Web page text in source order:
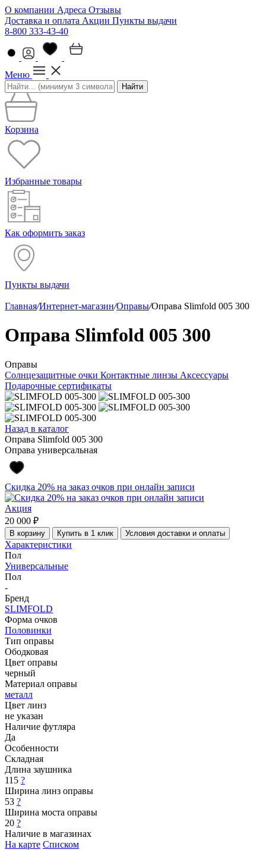
О компании Адреса Отзывы
Доставка и оплата Акции Пункты выдачи
8-800 333-43-40
Меню
Найти
Корзина
Избранные товары
Как оформить заказ
Пункты выдачи
Главная/Интернет-магазин/Оправы/Оправа Slimfold 005 300
Оправа Slimfold 005 300
Оправы
Солнцезащитные очки Контактные линзы Аксессуары
Подарочные сертификаты
Назад в каталог
Оправа Slimfold 005 300
Оправа универсальная
Скидка 20% на заказ очков при онлайн записи
Акция
20 000 ₽
В корзину Купить в 1 клик Условия доставки и оплаты
Характеристики
Пол
Универсальные
Пол
-
Бренд
SLIMFOLD
Форма очков
Половинки
Тип оправы
Ободковая
Цвет оправы
черный
Материал оправы
металл
Цвет линз
не указан
Наличие футляра
Да
Особенности
Складная
Длина заушника
115 ?
Ширина линз оправы
53 ?
Ширина моста оправы
20 ?
Наличие в магазинах
На карте Списком